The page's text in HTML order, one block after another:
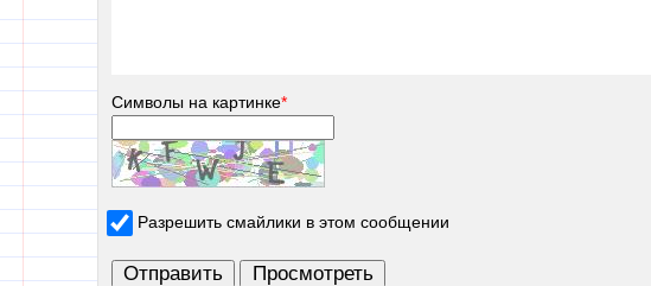
Символы на картинке*
Разрешить смайлики в этом сообщении